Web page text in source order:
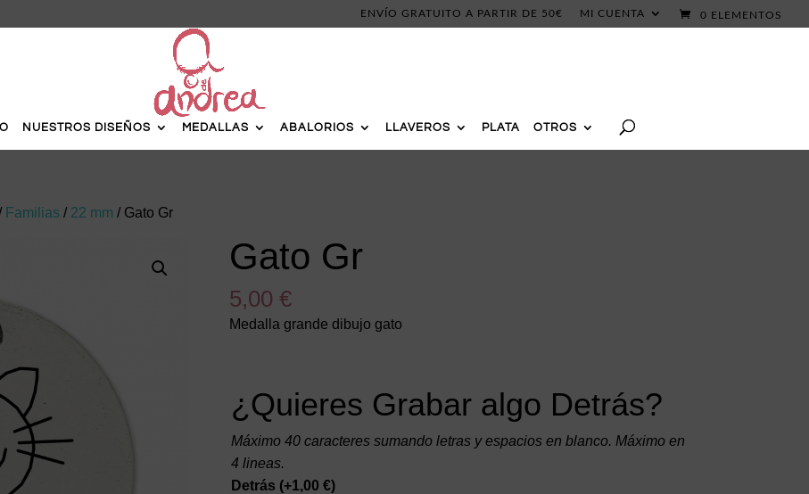
ENVÍO GRATUITO A PARTIR DE 50€ MI CUENTA 0 ELEMENTOS
NUESTROS DISEÑOS MEDALLAS ABALORIOS LLAVEROS PLATA OTROS
Familias / 22 mm / Gato Gr
Gato Gr
5,00 €
Medalla grande dibujo gato
¿Quieres Grabar algo Detrás?
Máximo 40 caracteres sumando letras y espacios en blanco. Máximo en
4 lineas.
Detrás (+1,00 €)